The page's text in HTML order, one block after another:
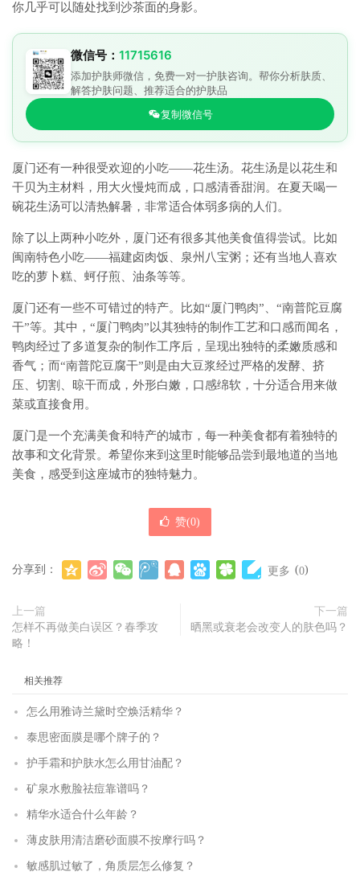
你几乎可以随处找到沙茶面的身影。
微信号： 11715616
添加护肤师微信，免费一对一护肤咨询。帮你分析肤质、
解答护肤问题、推荐适合的护肤品
复制微信号
厦门还有一种很受欢迎的小吃——花生汤。花生汤是以花生和
干贝为主材料，用大火慢炖而成，口感清香甜润。在夏天喝一
碗花生汤可以清热解暑，非常适合体弱多病的人们。
除了以上两种小吃外，厦门还有很多其他美食值得尝试。比如
闽南特色小吃——福建卤肉饭、泉州八宝粥；还有当地人喜欢
吃的萝卜糕、蚵仔煎、油条等等。
厦门还有一些不可错过的特产。比如“厦门鸭肉”、“南普陀豆腐
干”等。其中，“厦门鸭肉”以其独特的制作工艺和口感而闻名，
鸭肉经过了多道复杂的制作工序后，呈现出独特的柔嫩质感和
香气；而“南普陀豆腐干”则是由大豆浆经过严格的发酵、挤
压、切割、晾干而成，外形白嫩，口感绵软，十分适合用来做
菜或直接食用。
厦门是一个充满美食和特产的城市，每一种美食都有着独特的
故事和文化背景。希望你来到这里时能够品尝到最地道的当地
美食，感受到这座城市的独特魅力。
赞(0)
分享到： 更多 (0)
上一篇
怎样不再做美白误区？春季攻
略！
下一篇
晒黑或衰老会改变人的肤色吗？
相关推荐
怎么用雅诗兰黛时空焕活精华？
泰思密面膜是哪个牌子的？
护手霜和护肤水怎么用甘油配？
矿泉水敷脸祛痘靠谱吗？
精华水适合什么年龄？
薄皮肤用清洁磨砂面膜不按摩行吗？
敏感肌过敏了，角质层怎么修复？